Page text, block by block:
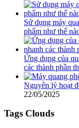
Sử dụng máy
phẩm như thế
Ứng dụng của
các thành phần
Nguyên lý hoạt
22/05/2025
Tags Clouds